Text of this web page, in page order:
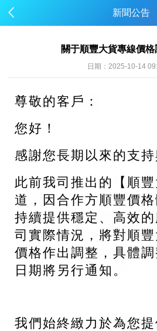
新聞公告
關于順豐大貨專線價
日期：2025-10-14
尊敬的客戶：
您好！
感謝您長期以來的支持
此前我司推出的【 順
道 ，因合作方順豐價
持續提供穩定、高效
司實際情況，將對順
價格作出調整 ，具體
日期將另行通知 。
我們始終緻力於為您